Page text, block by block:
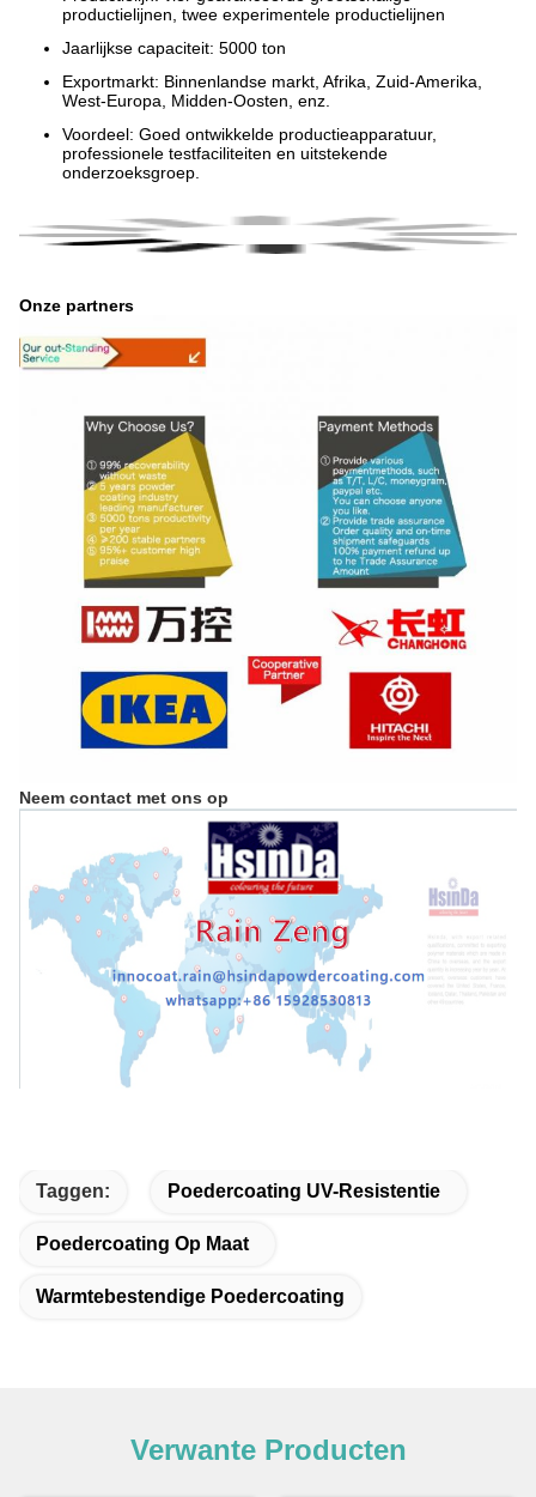
productielijnen, twee experimentele productielijnen
Jaarlijkse capaciteit: 5000 ton
Exportmarkt: Binnenlandse markt, Afrika, Zuid-Amerika,
West-Europa, Midden-Oosten, enz.
Voordeel: Goed ontwikkelde productieapparatuur,
professionele testfaciliteiten en uitstekende
onderzoeksgroep.
Onze partners
Neem contact met ons op
Taggen: Poedercoating UV-Resistentie
Poedercoating Op Maat
Warmtebestendige Poedercoating
Verwante Producten